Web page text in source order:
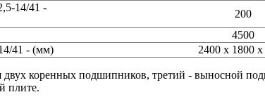
14/41 -
200
4500
41 - (мм)
2400 х 1800
коренных подшипников, третий - выносной
плите.